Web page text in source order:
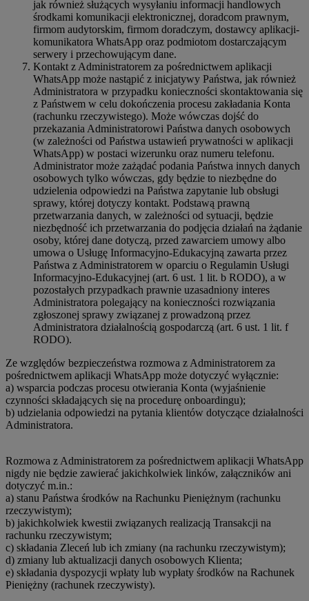
jak również służących wysyłaniu informacji handlowych
środkami komunikacji elektronicznej, doradcom prawnym,
firmom audytorskim, firmom doradczym, dostawcy aplikacji-
komunikatora WhatsApp oraz podmiotom dostarczającym
serwery i przechowującym dane.
Kontakt z Administratorem za pośrednictwem aplikacji
WhatsApp może nastąpić z inicjatywy Państwa, jak również
Administratora w przypadku konieczności skontaktowania się
z Państwem w celu dokończenia procesu zakładania Konta
(rachunku rzeczywistego). Może wówczas dojść do
przekazania Administratorowi Państwa danych osobowych
(w zależności od Państwa ustawień prywatności w aplikacji
WhatsApp) w postaci wizerunku oraz numeru telefonu.
Administrator może zażądać podania Państwa innych danych
osobowych tylko wówczas, gdy będzie to niezbędne do
udzielenia odpowiedzi na Państwa zapytanie lub obsługi
sprawy, której dotyczy kontakt. Podstawą prawną
przetwarzania danych, w zależności od sytuacji, będzie
niezbędność ich przetwarzania do podjęcia działań na żądanie
osoby, której dane dotyczą, przed zawarciem umowy albo
umowa o Usługę Informacyjno-Edukacyjną zawarta przez
Państwa z Administratorem w oparciu o Regulamin Usługi
Informacyjno-Edukacyjnej (art. 6 ust. 1 lit. b RODO), a w
pozostałych przypadkach prawnie uzasadniony interes
Administratora polegający na konieczności rozwiązania
zgłoszonej sprawy związanej z prowadzoną przez
Administratora działalnością gospodarczą (art. 6 ust. 1 lit. f
RODO).
Ze względów bezpieczeństwa rozmowa z Administratorem za
pośrednictwem aplikacji WhatsApp może dotyczyć wyłącznie:
a) wsparcia podczas procesu otwierania Konta (wyjaśnienie
czynności składających się na procedurę onboardingu);
b) udzielania odpowiedzi na pytania klientów dotyczące działalności
Administratora.
Rozmowa z Administratorem za pośrednictwem aplikacji WhatsApp
nigdy nie będzie zawierać jakichkolwiek linków, załączników ani
dotyczyć m.in.:
a) stanu Państwa środków na Rachunku Pieniężnym (rachunku
rzeczywistym);
b) jakichkolwiek kwestii związanych realizacją Transakcji na
rachunku rzeczywistym;
c) składania Zleceń lub ich zmiany (na rachunku rzeczywistym);
d) zmiany lub aktualizacji danych osobowych Klienta;
e) składania dyspozycji wpłaty lub wypłaty środków na Rachunek
Pieniężny (rachunek rzeczywisty).